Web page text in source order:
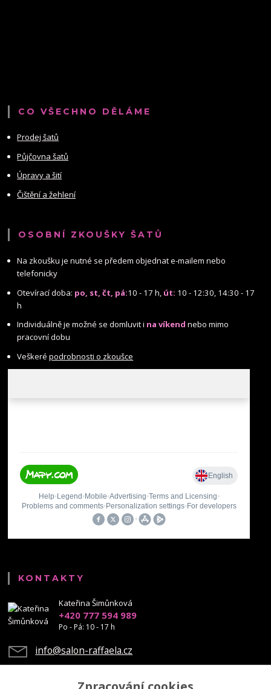
CO VŠECHNO DĚLÁME
Prodej šatů
Půjčovna šatů
Úpravy a šití
Čištění a žehlení
OSOBNÍ ZKOUŠKY ŠATŮ
Na zkoušku je nutné se předem objednat e-mailem nebo
telefonicky
Otevírací doba: po, st, čt, pá:10 - 17 h, út: 10 - 12:30, 14:30 - 17
h
Individuálně je možné se domluvit i na víkend nebo mimo
pracovní dobu
Veškerépodrobnosti o zkoušce
KONTAKTY
Kateřina Šimůnková
+420 777 594 989
Po - Pá: 10 - 17 h
info@salon-raffaela.cz